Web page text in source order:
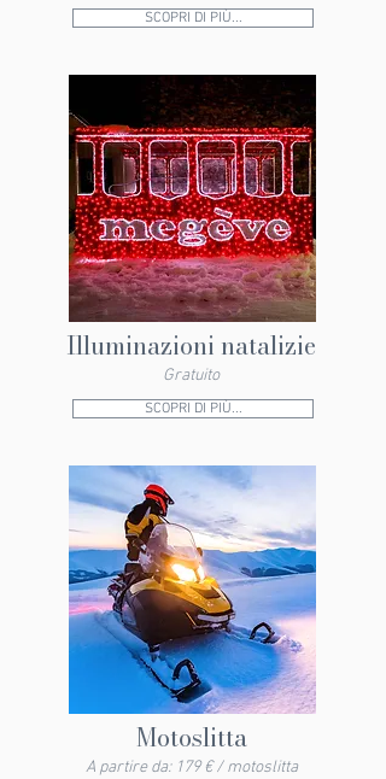
SCOPRI DI PIÙ...
Illuminazioni natalizie
Gratuito
SCOPRI DI PIÙ...
Motoslitta
A partire da: 179 € / motoslitta